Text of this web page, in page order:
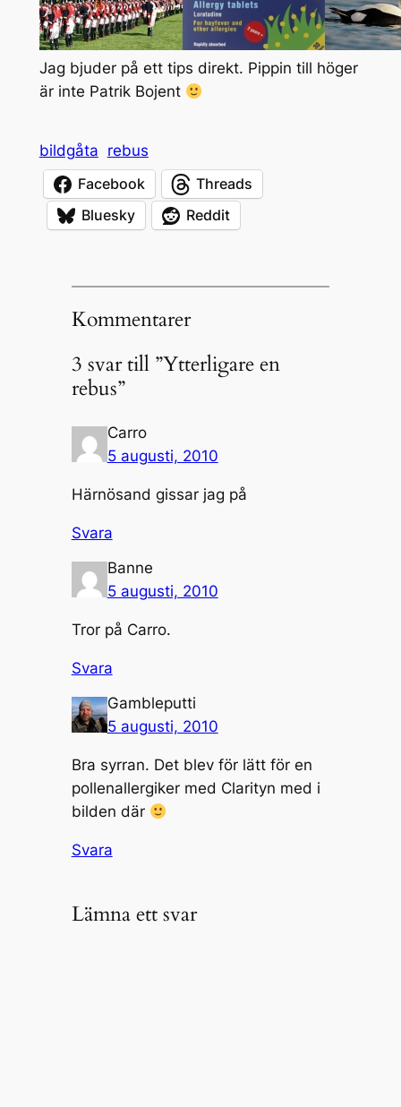
Jag bjuder på ett tips direkt. Pippin till höger
är inte Patrik Bojent
bildgåta rebus
Facebook
Threads
Bluesky
Reddit
Kommentarer
3 svar till ”Ytterligare en
rebus”
Carro
5 augusti, 2010
Härnösand gissar jag på
Svara
Banne
5 augusti, 2010
Tror på Carro.
Svara
Gambleputti
5 augusti, 2010
Bra syrran. Det blev för lätt för en
pollenallergiker med Clarityn med i
bilden där
Svara
Lämna ett svar